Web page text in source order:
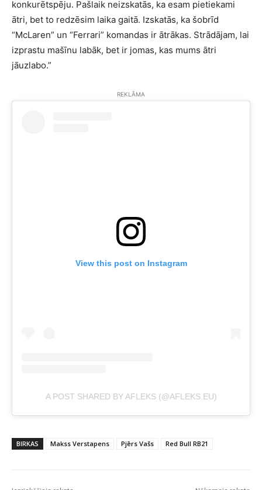
konkurētspēju. Pašlaik neizskatās, ka esam pietiekami
ātri, bet to redzēsim laika gaitā. Izskatās, ka šobrīd
“McLaren” un “Ferrari” komandas ir ātrākas. Strādājam, lai
izprastu mašīnu labāk, bet ir jomas, kas mums ātri
jāuzlabo.”
REKLĀMA
View this post on Instagram
A POST SHARED BY AFLEKS (@AFLEKS.EU)
BIRKAS Makss Verstapens Pjērs Vašs Red Bull RB21